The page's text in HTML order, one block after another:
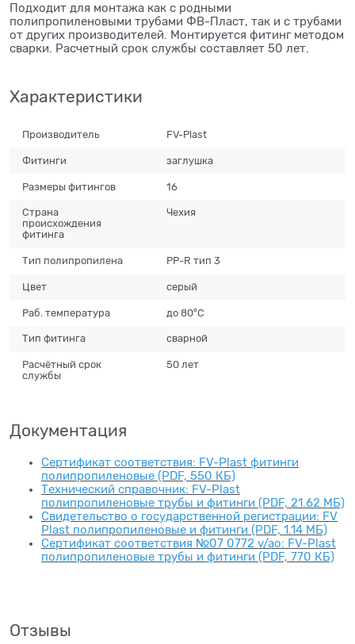
Подходит для монтажа как с родными
полипропиленовыми трубами ФВ-Пласт, так и с трубами
от других производителей. Монтируется фитинг методом
сварки. Расчетный срок службы составляет 50 лет.
Характеристики
Производитель FV-Plast
Фитинги заглушка
Размеры фитингов 16
Страна
происхождения
фитинга
Чехия
Тип полипропилена PP-R тип 3
Цвет серый
Раб. температура до 80°С
Тип фитинга сварной
Расчётный срок
службы
50 лет
Документация
Сертификат соответствия: FV-Plast фитинги
полипропиленовые (PDF, 550 КБ)
Технический справочник: FV-Plast
полипропиленовые трубы и фитинги (PDF, 21.62 МБ)
Свидетельство о государственной регистрации: FV
Plast полипропиленовые и фитинги (PDF, 1.14 МБ)
Сертификат соответствия №07 0772 v/ao: FV-Plast
полипропиленовые трубы и фитинги (PDF, 770 КБ)
Отзывы